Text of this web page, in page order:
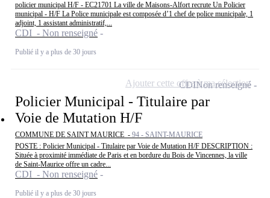
policier municipal H/F - EC21701 La ville de Maisons-Alfort recrute Un Policier
municipal - H/F La Police municipale est composée d’1 chef de police municipale, 1
adjoint, 1 assistant administratif,...
CDI - Non renseigné
Publié il y a plus de 30 jours
Policier Municipal - Titulaire par
Voie de Mutation H/F
COMMUNE DE SAINT MAURICE - 94 - SAINT-MAURICE
POSTE : Policier Municipal - Titulaire par Voie de Mutation H/F DESCRIPTION :
Située à proximité immédiate de Paris et en bordure du Bois de Vincennes, la ville
de Saint-Maurice offre un cadre...
CDI - Non renseigné
Publié il y a plus de 30 jours
CDINon renseigné
Ajouter cette offre à ma sélection